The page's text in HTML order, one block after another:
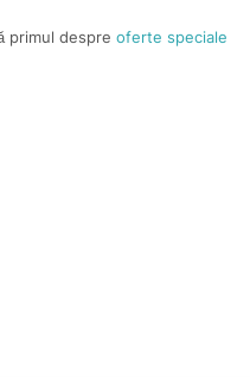
primul despreoferte speciale